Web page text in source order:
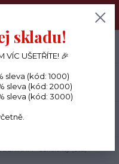
každý den, KREATIVNÍ
Menu
skladu!
VÍC UŠETŘÍTE! 🎉
sleva (kód: 1000)
sleva (kód: 2000)
sleva (kód: 3000)